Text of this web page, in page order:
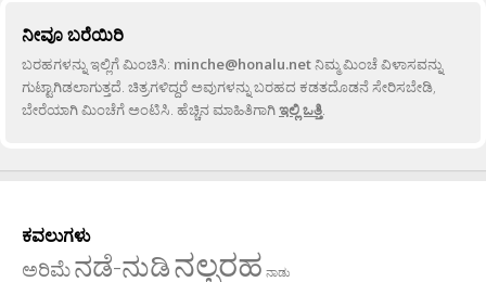
ನೀವೂ ಬರೆಯಿರಿ
ಬರಹಗಳನ್ನು ಇಲ್ಲಿಗೆ ಮಿಂಚಿಸಿ: minche@honalu.netನಿಮ್ಮ ಮಿಂಚೆ ವಿಳಾಸವನ್ನು
ಗುಟ್ಟಾಗಿಡಲಾಗುತ್ತದೆ. ಚಿತ್ರಗಳಿದ್ದರೆ ಅವುಗಳನ್ನು ಬರಹದ ಕಡತದೊಡನೆ ಸೇರಿಸಬೇಡಿ,
ಬೇರೆಯಾಗಿ ಮಿಂಚೆಗೆ ಅಂಟಿಸಿ. ಹೆಚ್ಚಿನ ಮಾಹಿತಿಗಾಗಿಇಲ್ಲಿ ಒತ್ತಿ.
ಕವಲುಗಳು
ಅರಿಮೆನಡೆ-ನುಡಿನಲ್ಬರಹ ನಾಡು